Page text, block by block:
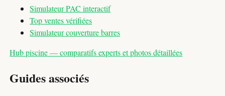
Simulateur PAC interactif
Top ventes vérifiées
Simulateur couverture barres
Hub piscine — comparatifs experts et photos détaillées
Guides associés